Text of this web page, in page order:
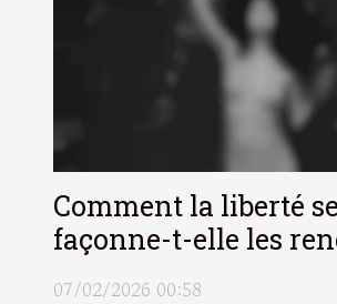
Comment la liberté
façonne-t-elle les
modernes ?
07/02/2026 00:58